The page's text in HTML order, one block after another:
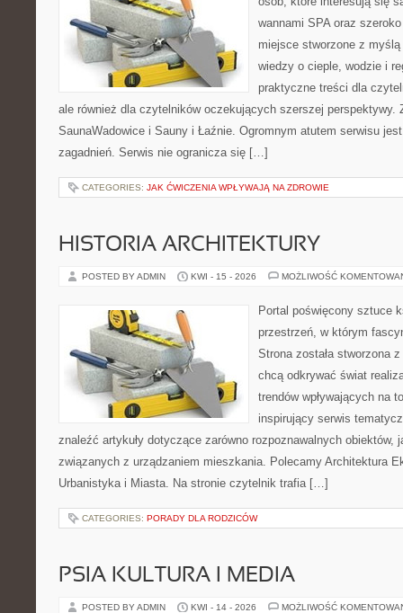
wannami SPA oraz
miejsce stworzone z
wiedzy o cieple, wodzie i
praktyczne treści dla
ale również dla czytelników oczekujących szerszej perspektywy.
SaunaWadowice i Sauny i Łaźnie. Ogromnym atutem serwisu
zagadnień. Serwis nie ogranicza się […]
CATEGORIES: JAK ĆWICZENIA WPŁYWAJĄ NA ZDROWIE
HISTORIA ARCHITEKTURY
POSTED BY ADMIN KWI - 15 - 2026 MOŻLIWOŚĆ
Portal poświęcony sztuce
przestrzeń, w którym
Strona została stworzona
chcą odkrywać świat
trendów wpływających na
inspirujący serwis
znaleźć artykuły dotyczące zarówno rozpoznawalnych obiektów,
związanych z urządzaniem mieszkania. Polecamy Architektura
Urbanistyka i Miasta. Na stronie czytelnik trafia […]
CATEGORIES: PORADY DLA RODZICÓW
PSIA KULTURA I MEDIA
POSTED BY ADMIN KWI - 14 - 2026 MOŻLIWOŚĆ